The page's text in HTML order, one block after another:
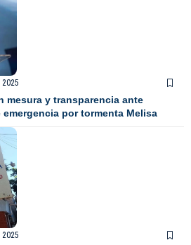
2025
mesura y transparencia ante
por tormenta Melisa
2025